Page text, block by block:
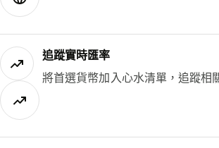
追蹤實時匯率
將首選貨幣加入心水清單，追蹤相